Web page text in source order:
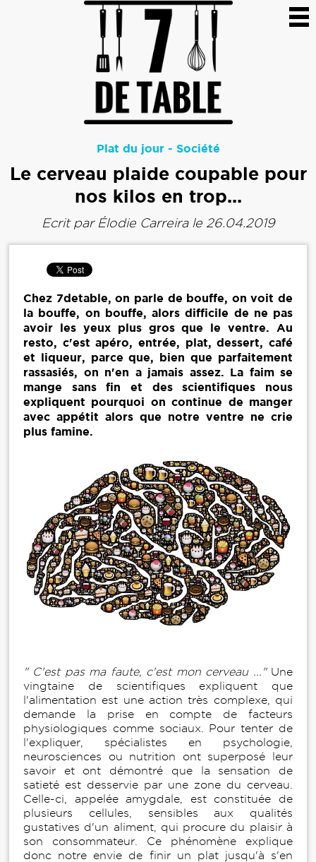
Plat du jour- Société
Le cerveau plaide coupable pour
nos kilos en trop...
Ecrit par Élodie Carreirale 26.04.2019
Chez 7detable, on parle de bouffe, on voit de
la bouffe, on bouffe, alors difficile de ne pas
avoir les yeux plus gros que le ventre. Au
resto, c'est apéro, entrée, plat, dessert, café
et liqueur, parce que, bien que parfaitement
rassasiés, on n'en a jamais assez. La faim se
mange sans fin et des scientifiques nous
expliquent pourquoi on continue de manger
avec appétit alors que notre ventre ne crie
plus famine.
" C'est pas ma faute, c'est mon cerveau ..." Une
vingtaine de scientifiques expliquent que
l'alimentation est une action très complexe, qui
demande la prise en compte de facteurs
physiologiques comme sociaux. Pour tenter de
l'expliquer, spécialistes en psychologie,
neurosciences ou nutrition ont superposé leur
savoir et ont démontré que la sensation de
satieté est desservie par une zone du cerveau.
Celle-ci, appelée amygdale, est constituée de
plusieurs cellules, sensibles aux qualités
gustatives d'un aliment, qui procure du plaisir à
son consommateur. Ce phénomène explique
donc notre envie de finir un plat jusqu'à s'en